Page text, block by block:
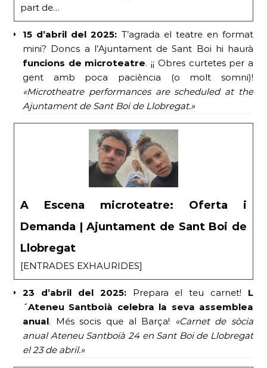
part de…
15 d’abril del 2025: T’agrada el teatre en format
mini? Doncs a l’Ajuntament de Sant Boi hi haurà
funcions de microteatre. ¡¡ Obres curtetes per a
gent amb poca paciència (o molt somni)!
«Microtheatre performances are scheduled at the
Ajuntament de Sant Boi de Llobregat.»
A Escena microteatre: Oferta i
Demanda | Ajuntament de Sant Boi de
Llobregat
[ENTRADES EXHAURIDES]
23 d’abril del 2025:Prepara el teu carnet! L
´Ateneu Santboià celebra la seva assemblea
anual. Més socis que al Barça!
«Carnet de sòcia
anual Ateneu Santboià 24 en Sant Boi de Llobregat
el 23 de abril.»